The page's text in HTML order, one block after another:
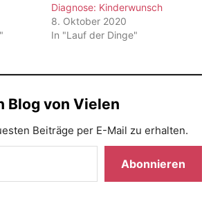
Diagnose: Kinderwunsch
8. Oktober 2020
In "Lauf der Dinge"
Blog von Vielen
Beiträge per E-Mail zu erhalten.
Abonnieren